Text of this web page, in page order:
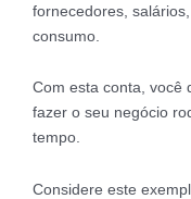
fornecedores,
consumo.
Com esta conta, você
fazer o seu negócio
tempo.
Considere este